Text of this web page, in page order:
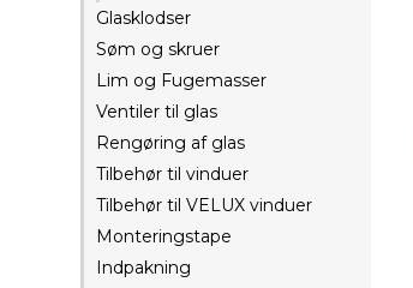
Glasklodser
Søm og skruer
Lim og Fugemasser
Ventiler til glas
Rengøring af glas
Tilbehør til vinduer
Tilbehør til VELUX vinduer
Monteringstape
Indpakning